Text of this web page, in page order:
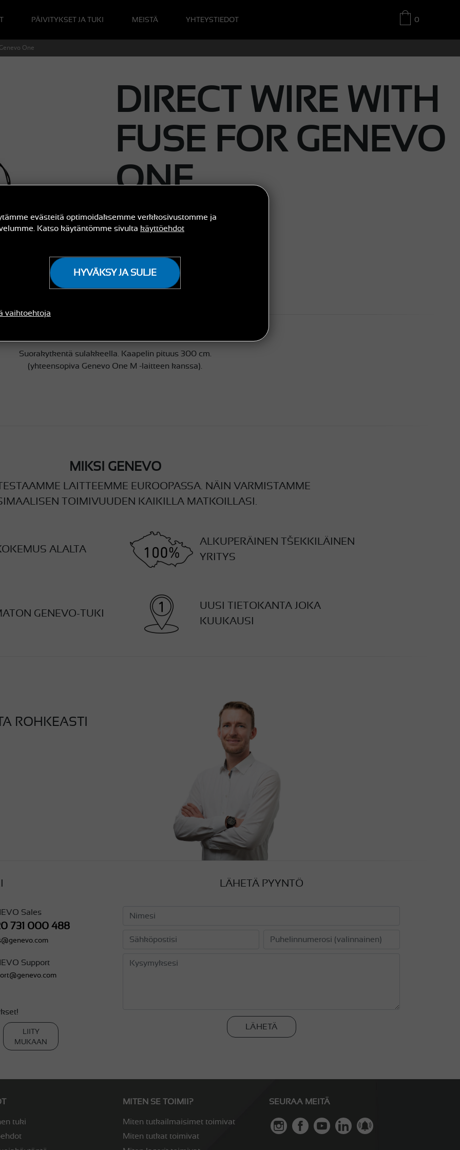
evästeitä optimoidaksemme verkkosivustomme ja
Katso käytäntömme sivulta käyttöehdot
HYVÄKSY JA SULJE
vaihtoehtoja
PÄIVITYKSET JA TUKI MEISTÄ YHTEYSTIEDOT 0
One
DIRECT WIRE WITH
FUSE FOR GENEVO
ONE
€ 9
(€ 7,44 hinta NETTO)
Varastossa
Suorakytkentä sulakkeella. Kaapelin pituus 300 cm.
(yhteensopiva Genevo One M -laitteen kanssa).
MIKSI GENEVO
LAITTEEMME EUROOPASSA. NÄIN VARMISTAMME
TOIMIVUUDEN KAIKILLA MATKOILLASI.
ALALTA
ALKUPERÄINEN TŠEKKILÄINEN
YRITYS
GENEVO-TUKI
UUSI TIETOKANTA JOKA
KUUKAUSI
ROHKEASTI
Sales
731 000 488
Support
LIITY
MUKAAN
LÄHETÄ PYYNTÖ
LÄHETÄ
tuki
MITEN SE TOIMII?
Miten tutkailmaisimet toimivat
Miten tutkat toimivat
SEURAA MEITÄ